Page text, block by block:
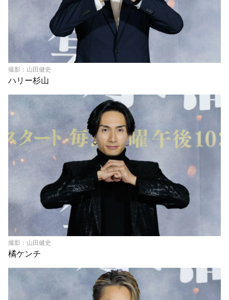
撮影：山田健史
ハリー杉山
撮影：山田健史
橘ケンチ